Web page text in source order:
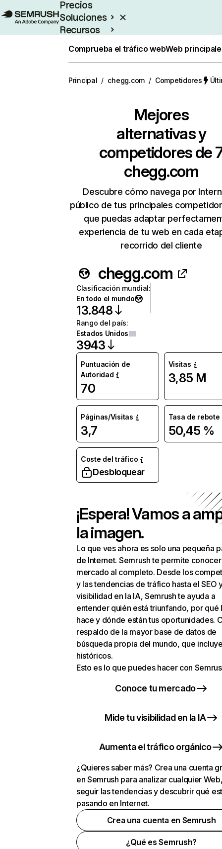
Precios
Soluciones
Recursos
Comprueba el tráfico webWeb
Principal / chegg.com / Competidores
Mejores
alternativas y
competidores de
chegg.com
Descubre cómo navega por
público de tus principales
que puedas adaptar
experiencia de tu web en cada
recorrido del cliente
chegg.com
Clasificación mundial:
En todo el mundo
13.848
Rango del país:
Estados Unidos
3943
Puntuación de
Autoridad
70
Visitas
3,85 M
Páginas/Visitas
3,7
Tasa de rebote
50,45 %
Coste del tráfico
Desbloquear
¡Espera! Vamos a
la imagen.
Lo que ves ahora es solo una pequeña
de Internet. Semrush te permite
mercado al completo. Desde los
y las tendencias de tráfico hasta el SEO
visibilidad en la IA, Semrush te ayuda a
entender quién está triunfando, por qué
hace y dónde están tus oportunidades.
respaldo de la mayor base de datos de
búsqueda propia del mundo, que
históricos.
Esto es lo que puedes hacer con
Conoce tu mercado
Mide tu visibilidad en la IA
Aumenta el tráfico orgánico
¿Quieres saber más? Crea una cuenta
en Semrush para analizar cualquier
seguir las tendencias y descubrir qué
pasando en Internet.
Crea una cuenta en Semrush
¿Qué es Semrush?